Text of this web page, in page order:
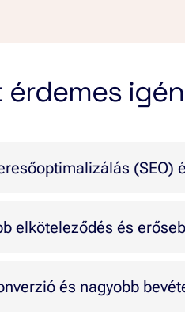
érdemes
(SEO)
értékes tartalommal
elköteleződés és
és egyedi márkahangot
és nagyobb